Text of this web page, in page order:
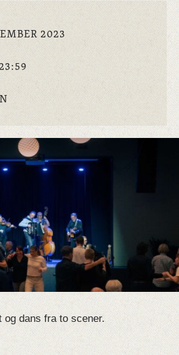
2023
og dans fra to scener.